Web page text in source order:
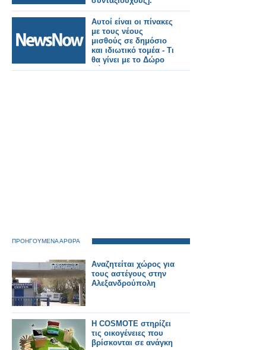
Αυτοί είναι οι πίνακες
με τους νέους
μισθούς σε δημόσιο
και ιδιωτικό τομέα - Τι
θα γίνει με το Δώρο
Πάσχα;
ΠΡΟΗΓΟΥΜΕΝΑ ΑΡΘΡΑ
Αναζητείται χώρος για
τους αστέγους στην
Αλεξανδρούπολη
Η COSMOTE στηρίζει
τις οικογένειες που
βρίσκονται σε ανάγκη